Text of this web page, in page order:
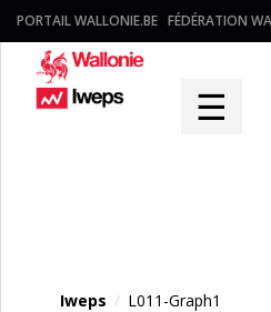
PORTAIL WALLONIE.BE FÉDÉRATION
☰
Iweps / L011-Graph1